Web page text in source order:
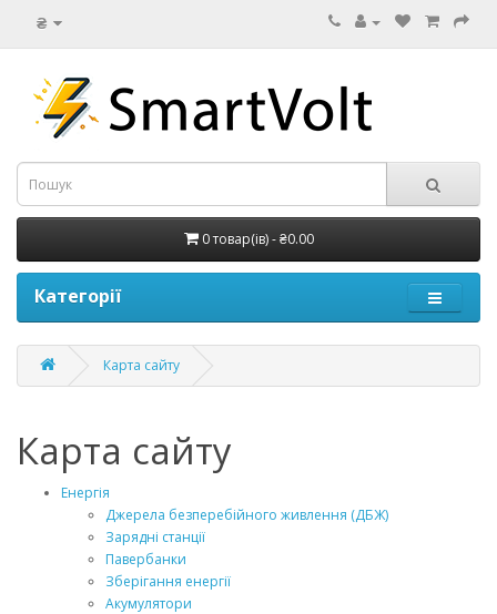
₴
0 товар(ів) - ₴0.00
Категорії
Карта сайту
Карта сайту
Енергія
Джерела безперебійного живлення (ДБЖ)
Зарядні станції
Павербанки
Зберігання енергії
Акумулятори